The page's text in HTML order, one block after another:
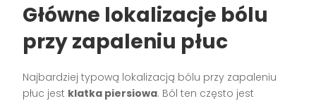
Główne lokalizacje bólu
przy zapaleniu płuc
Najbardziej typową lokalizacją bólu przy zapaleniu
płuc jest klatka piersiowa. Ból ten często jest